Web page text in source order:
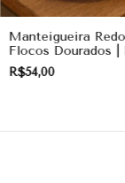
Manteigueira
Flocos Dourados |
Posta
R$54,00